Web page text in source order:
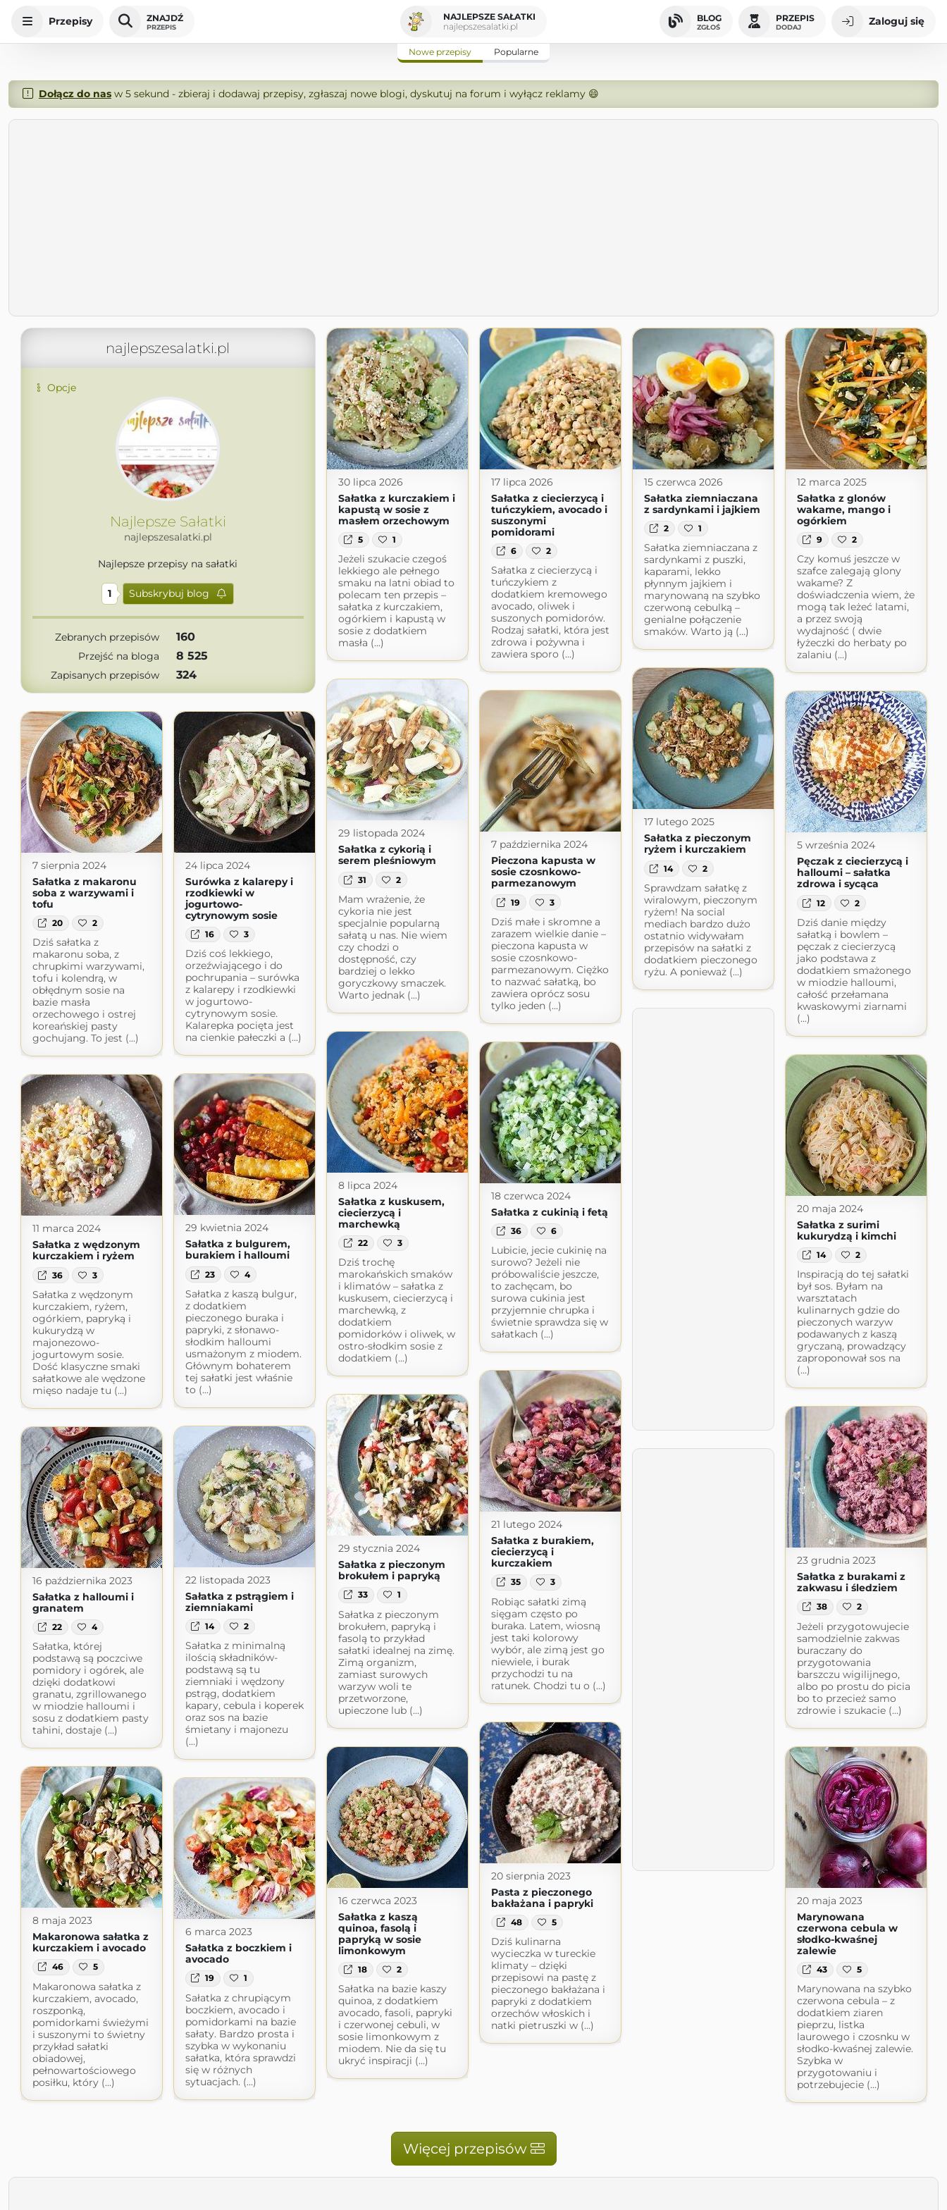
Przepisy ZNAJDŹ
PRZEPIS
NAJLEPSZE SAŁATKI
najlepszesalatki.pl
BLOG
ZGŁOŚ
PRZEPIS
DODAJ Zaloguj się
Nowe przepisy Popularne
Dołącz do nasw 5 sekund - zbieraj i dodawaj przepisy, zgłaszaj nowe blogi, dyskutuj na forum i wyłącz reklamy 😄
najlepszesalatki.pl
Opcje
Najlepsze Sałatki
najlepszesalatki.pl
Najlepsze przepisy na sałatki
1 Subskrybuj blog
Zebranych przepisów 160
Przejść na bloga 8 525
Zapisanych przepisów 324
30 lipca 2026
Sałatka z kurczakiem i
kapustą w sosie z
masłem orzechowym
5 1
Jeżeli szukacie czegoś
lekkiego ale pełnego
smaku na latni obiad to
polecam ten przepis –
sałatka z kurczakiem,
ogórkiem i kapustą w
sosie z dodatkiem
masła (...)
17 lipca 2026
Sałatka z ciecierzycą i
tuńczykiem, avocado i
suszonymi
pomidorami
6 2
Sałatka z ciecierzycą i
tuńczykiem z
dodatkiem kremowego
avocado, oliwek i
suszonych pomidorów.
Rodzaj sałatki, która jest
zdrowa i pożywna i
zawiera sporo (...)
15 czerwca 2026
Sałatka ziemniaczana
z sardynkami i jajkiem
2 1
Sałatka ziemniaczana z
sardynkami z puszki,
kaparami, lekko
płynnym jajkiem i
marynowaną na szybko
czerwoną cebulką –
genialne połączenie
smaków. Warto ją (...)
12 marca 2025
Sałatka z glonów
wakame, mango i
ogórkiem
9 2
Czy komuś jeszcze w
szafce zalegają glony
wakame? Z
doświadczenia wiem, że
mogą tak leżeć latami,
a przez swoją
wydajność ( dwie
łyżeczki do herbaty po
zalaniu (...)
17 lutego 2025
Sałatka z pieczonym
ryżem i kurczakiem
14 2
Sprawdzam sałatkę z
wiralowym, pieczonym
ryżem! Na social
mediach bardzo dużo
ostatnio widywałam
przepisów na sałatki z
dodatkiem pieczonego
ryżu. A ponieważ (...)
29 listopada 2024
Sałatka z cykorią i
serem pleśniowym
31 2
Mam wrażenie, że
cykoria nie jest
specjalnie popularną
sałatą u nas. Nie wiem
czy chodzi o
dostępność, czy
bardziej o lekko
goryczkowy smaczek.
Warto jednak (...)
7 października 2024
Pieczona kapusta w
sosie czosnkowo-
parmezanowym
19 3
Dziś małe i skromne a
zarazem wielkie danie –
pieczona kapusta w
sosie czosnkowo-
parmezanowym. Ciężko
to nazwać sałatką, bo
zawiera oprócz sosu
tylko jeden (...)
5 września 2024
Pęczak z ciecierzycą i
halloumi – sałatka
zdrowa i sycąca
12 2
Dziś danie między
sałatką i bowlem –
pęczak z ciecierzycą
jako podstawa z
dodatkiem smażonego
w miodzie halloumi,
całość przełamana
kwaskowymi ziarnami
(...)
7 sierpnia 2024
Sałatka z makaronu
soba z warzywami i
tofu
20 2
Dziś sałatka z
makaronu soba, z
chrupkimi warzywami,
tofu i kolendrą, w
obłędnym sosie na
bazie masła
orzechowego i ostrej
koreańskiej pasty
gochujang. To jest (...)
24 lipca 2024
Surówka z kalarepy i
rzodkiewki w
jogurtowo-
cytrynowym sosie
16 3
Dziś coś lekkiego,
orzeźwiającego i do
pochrupania – surówka
z kalarepy i rzodkiewki
w jogurtowo-
cytrynowym sosie.
Kalarepka pocięta jest
na cienkie pałeczki a (...)
8 lipca 2024
Sałatka z kuskusem,
ciecierzycą i
marchewką
22 3
Dziś trochę
marokańskich smaków
i klimatów – sałatka z
kuskusem, ciecierzycą i
marchewką, z
dodatkiem
pomidorków i oliwek, w
ostro-słodkim sosie z
dodatkiem (...)
18 czerwca 2024
Sałatka z cukinią i fetą
36 6
Lubicie, jecie cukinię na
surowo? Jeżeli nie
próbowaliście jeszcze,
to zachęcam, bo
surowa cukinia jest
przyjemnie chrupka i
świetnie sprawdza się w
sałatkach (...)
20 maja 2024
Sałatka z surimi
kukurydzą i kimchi
14 2
Inspiracją do tej sałatki
był sos. Byłam na
warsztatach
kulinarnych gdzie do
pieczonych warzyw
podawanych z kaszą
gryczaną, prowadzący
zaproponował sos na
(...)
29 kwietnia 2024
Sałatka z bulgurem,
burakiem i halloumi
23 4
Sałatka z kaszą bulgur,
z dodatkiem
pieczonego buraka i
papryki, z słonawo-
słodkim halloumi
usmażonym z miodem.
Głównym bohaterem
tej sałatki jest właśnie
to (...)
11 marca 2024
Sałatka z wędzonym
kurczakiem i ryżem
36 3
Sałatka z wędzonym
kurczakiem, ryżem,
ogórkiem, papryką i
kukurydzą w
majonezowo-
jogurtowym sosie.
Dość klasyczne smaki
sałatkowe ale wędzone
mięso nadaje tu (...)
21 lutego 2024
Sałatka z burakiem,
ciecierzycą i
kurczakiem
35 3
Robiąc sałatki zimą
sięgam często po
buraka. Latem, wiosną
jest taki kolorowy
wybór, ale zimą jest go
niewiele, i burak
przychodzi tu na
ratunek. Chodzi tu o (...)
29 stycznia 2024
Sałatka z pieczonym
brokułem i papryką
33 1
Sałatka z pieczonym
brokułem, papryką i
fasolą to przykład
sałatki idealnej na zimę.
Zimą organizm,
zamiast surowych
warzyw woli te
przetworzone,
upieczone lub (...)
23 grudnia 2023
Sałatka z burakami z
zakwasu i śledziem
38 2
Jeżeli przygotowujecie
samodzielnie zakwas
buraczany do
przygotowania
barszczu wigilijnego,
albo po prostu do picia
bo to przecież samo
zdrowie i szukacie (...)
22 listopada 2023
Sałatka z pstrągiem i
ziemniakami
14 2
Sałatka z minimalną
ilością składników-
podstawą są tu
ziemniaki i wędzony
pstrąg, dodatkiem
kapary, cebula i koperek
oraz sos na bazie
śmietany i majonezu
(...)
16 października 2023
Sałatka z halloumi i
granatem
22 4
Sałatka, której
podstawą są poczciwe
pomidory i ogórek, ale
dzięki dodatkowi
granatu, zgrillowanego
w miodzie halloumi i
sosu z dodatkiem pasty
tahini, dostaje (...)
20 sierpnia 2023
Pasta z pieczonego
bakłażana i papryki
48 5
Dziś kulinarna
wycieczka w tureckie
klimaty – dzięki
przepisowi na pastę z
pieczonego bakłażana i
papryki z dodatkiem
orzechów włoskich i
natki pietruszki w (...)
16 czerwca 2023
Sałatka z kaszą
quinoa, fasolą i
papryką w sosie
limonkowym
18 2
Sałatka na bazie kaszy
quinoa, z dodatkiem
avocado, fasoli, papryki
i czerwonej cebuli, w
sosie limonkowym z
miodem. Nie da się tu
ukryć inspiracji (...)
20 maja 2023
Marynowana
czerwona cebula w
słodko-kwaśnej
zalewie
43 5
Marynowana na szybko
czerwona cebula – z
dodatkiem ziaren
pieprzu, listka
laurowego i czosnku w
słodko-kwaśnej zalewie.
Szybka w
przygotowaniu i
potrzebujecie (...)
8 maja 2023
Makaronowa sałatka z
kurczakiem i avocado
46 5
Makaronowa sałatka z
kurczakiem, avocado,
roszponką,
pomidorkami świeżymi
i suszonymi to świetny
przykład sałatki
obiadowej,
pełnowartościowego
posiłku, który (...)
6 marca 2023
Sałatka z boczkiem i
avocado
19 1
Sałatka z chrupiącym
boczkiem, avocado i
pomidorkami na bazie
sałaty. Bardzo prosta i
szybka w wykonaniu
sałatka, która sprawdzi
się w różnych
sytuacjach. (...)
Więcej przepisów